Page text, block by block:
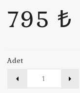
795 ₺
Adet